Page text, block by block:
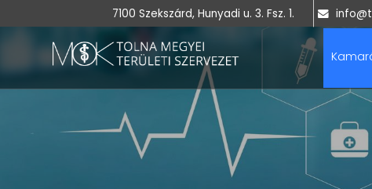
7100 Szekszárd, Hunyadi u. 3. Fsz. 1.